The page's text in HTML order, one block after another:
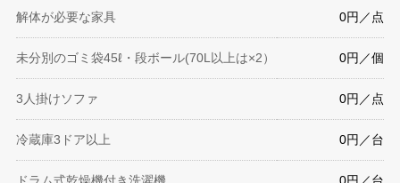
解体が必要な家具 0円／点
未分別のゴミ袋45ℓ・段ボール(70L以上は×2） 0円／個
3人掛けソファ 0円／点
冷蔵庫3ドア以上 0円／台
ドラム式乾燥機付き洗濯機 0円／台